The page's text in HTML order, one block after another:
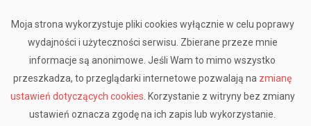
Moja strona wykorzystuje pliki cookies wyłącznie w celu poprawy
wydajności i użyteczności serwisu. Zbierane przeze mnie
informacje są anonimowe. Jeśli Wam to mimo wszystko
przeszkadza, to przeglądarki internetowe pozwalają na zmianę
ustawień dotyczących cookies . Korzystanie z witryny bez zmiany
ustawień oznacza zgodę na ich zapis lub wykorzystanie.